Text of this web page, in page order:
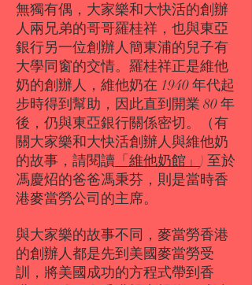
無獨有偶，大家樂和大快活的創辦
人兩兄弟的哥哥羅桂祥，也與東亞
銀行另一位創辦人簡東浦的兒子有
大學同窗的交情。羅桂祥正是維他
奶的創辦人，維他奶在 1940 年代起
步時得到幫助，因此直到開業 80 年
後，仍與東亞銀行關係密切。（有
關大家樂和大快活創辦人與維他奶
的故事，請閱讀 「維他奶館」 ) 至於
馮慶炤的爸爸馮秉芬，則是當時香
港麥當勞公司的主席。
與大家樂的故事不同，麥當勞香港
的創辦人都是先到美國麥當勞受
訓，將美國成功的方程式帶到香